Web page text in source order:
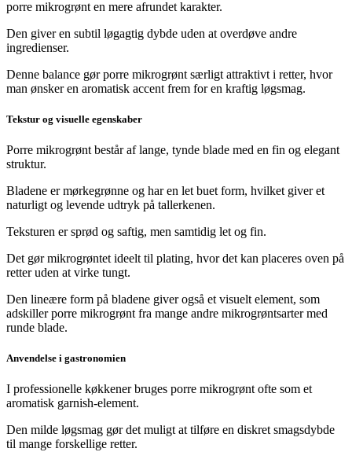
porre mikrogrønt en mere afrundet karakter.
Den giver en subtil løgagtig dybde uden at overdøve andre
ingredienser.
Denne balance gør porre mikrogrønt særligt attraktivt i retter, hvor
man ønsker en aromatisk accent frem for en kraftig løgsmag.
Tekstur og visuelle egenskaber
Porre mikrogrønt består af lange, tynde blade med en fin og elegant
struktur.
Bladene er mørkegrønne og har en let buet form, hvilket giver et
naturligt og levende udtryk på tallerkenen.
Teksturen er sprød og saftig, men samtidig let og fin.
Det gør mikrogrøntet ideelt til plating, hvor det kan placeres oven på
retter uden at virke tungt.
Den lineære form på bladene giver også et visuelt element, som
adskiller porre mikrogrønt fra mange andre mikrogrøntsarter med
runde blade.
Anvendelse i gastronomien
I professionelle køkkener bruges porre mikrogrønt ofte som et
aromatisk garnish-element.
Den milde løgsmag gør det muligt at tilføre en diskret smagsdybde
til mange forskellige retter.